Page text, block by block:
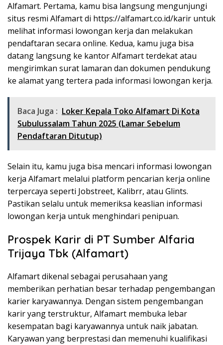
Alfamart. Pertama, kamu bisa langsung mengunjungi
situs resmi Alfamart di https://alfamart.co.id/karir untuk
melihat informasi lowongan kerja dan melakukan
pendaftaran secara online. Kedua, kamu juga bisa
datang langsung ke kantor Alfamart terdekat atau
mengirimkan surat lamaran dan dokumen pendukung
ke alamat yang tertera pada informasi lowongan kerja.
Baca Juga : Loker Kepala Toko Alfamart Di Kota
Subulussalam Tahun 2025 (Lamar Sebelum
Pendaftaran Ditutup)
Selain itu, kamu juga bisa mencari informasi lowongan
kerja Alfamart melalui platform pencarian kerja online
terpercaya seperti Jobstreet, Kalibrr, atau Glints.
Pastikan selalu untuk memeriksa keaslian informasi
lowongan kerja untuk menghindari penipuan.
Prospek Karir di PT Sumber Alfaria
Trijaya Tbk (Alfamart)
Alfamart dikenal sebagai perusahaan yang
memberikan perhatian besar terhadap pengembangan
karier karyawannya. Dengan sistem pengembangan
karir yang terstruktur, Alfamart membuka lebar
kesempatan bagi karyawannya untuk naik jabatan.
Karyawan yang berprestasi dan memenuhi kualifikasi